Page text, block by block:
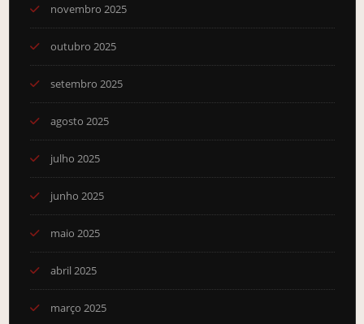
novembro 2025
outubro 2025
setembro 2025
agosto 2025
julho 2025
junho 2025
maio 2025
abril 2025
março 2025